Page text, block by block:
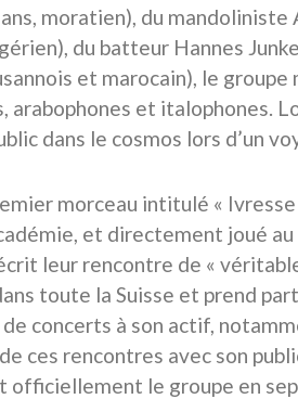
moratien), du mandoliniste
du batteur Hannes
et marocain), le
arabophones et italophones.
dans le cosmos lors d’un
morceau intitulé «
et directement joué
leur rencontre de «
toute la Suisse et prend
de concerts à son actif,
ces rencontres avec son
le groupe en